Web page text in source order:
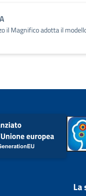
il Magnifico adotta il
La